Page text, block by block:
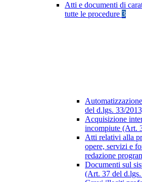
Atti e documenti di
tutte le procedure 3
del d.lgs. 33/
Acquisizione
incompiute (Art.
Atti relativi alla
opere, servizi e
redazione
Documenti sul
(Art. 37 del